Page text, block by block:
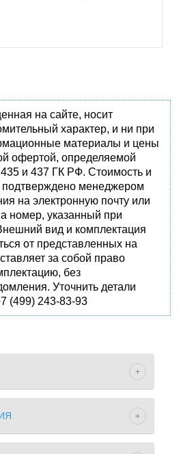
на сайте, носит
характер, и ни при
материалы и цены
офертой, определяемой
и 437 ГК РФ. Стоимость и
подтверждено менеджером
на электронную почту или
номер, указанный при
вид и комплектация
от представленных на
за собой право
без
Уточнить детали
(499) 243-83-93